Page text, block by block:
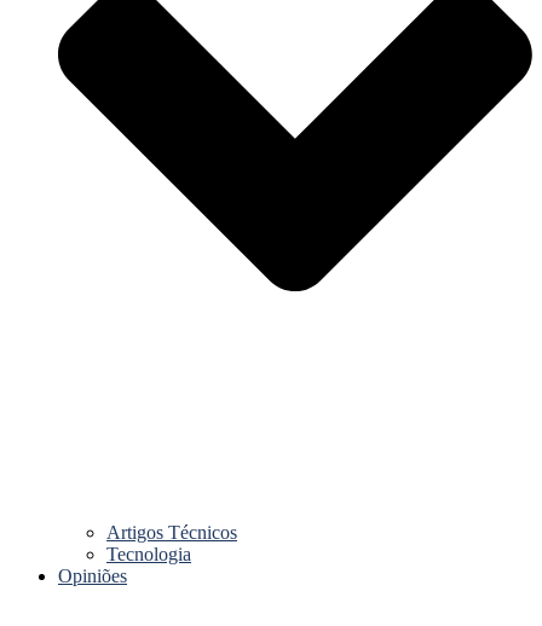
Artigos Técnicos
Tecnologia
Opiniões